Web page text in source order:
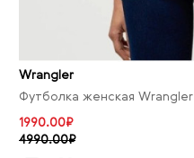
Wrangler
Футболка женская Wrangler
1990.00₽
4990.00₽